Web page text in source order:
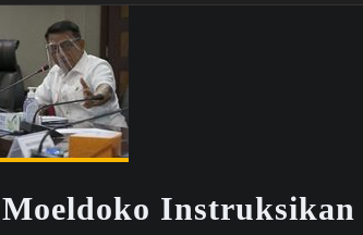
Moeldoko Instruksikan